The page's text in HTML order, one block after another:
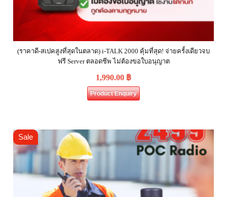
(ราคาดี-สเปคสูงที่สุดในตลาด) i-TALK 2000 คุ้มที่สุด! จ่ายครั้งเดียวจบ
ฟรี Server ตลอดชีพ ไม่ต้องขอใบอนุญาต
1,990.00 ฿
Product Enquiry
Sale